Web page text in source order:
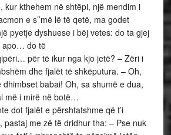
kur kthehem në shtëpi, një mendim i
e s’’më lë të qetë, ma godet
pyetje dyshuese i bëj vetes: do ta gjej
apo… do të
për të ikur nga kjo jetë? – Zëri i
dhe fjalët të shkëputura. – Oh,
babai! Oh, sa shumë e dua,
më i mirë në botë…
dot fjalët e përshtatshme që t’i
pastaj me zë të dridhur tha: – Pse nuk